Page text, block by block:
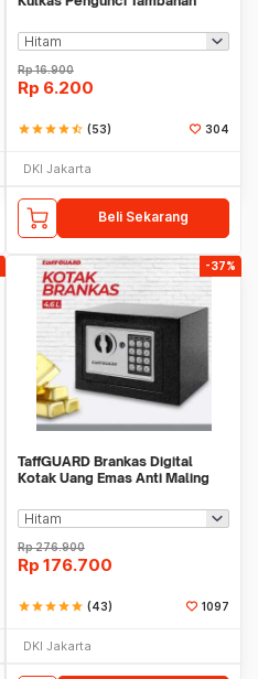
Rp16.900
Rp 6.200
starstarstarstarstar_half (53) 304
DKI Jakarta
Beli Sekarang
-37%
TaffGUARD Brankas Digital
Kotak Uang Emas Anti Maling
Rp276.900
Rp 176.700
starstarstarstarstar (43) 1097
DKI Jakarta